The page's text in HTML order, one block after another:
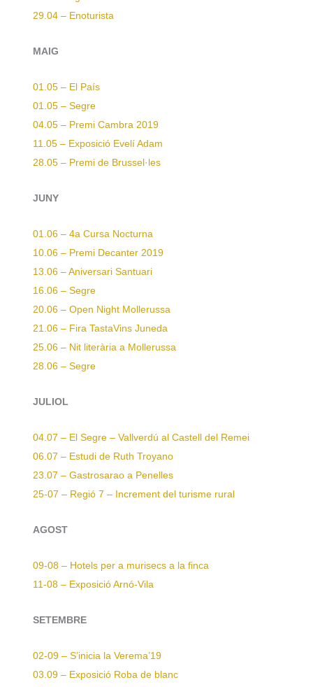
29.04 – Enoturista
MAIG
01.05 – El País
01.05 – Segre
04.05 – Premi Cambra 2019
11.05 – Exposició Evelí Adam
28.05 – Premi de Brussel·les
JUNY
01.06 – 4a Cursa Nocturna
10.06 – Premi Decanter 2019
13.06 – Aniversari Santuari
16.06 – Segre
20.06 – Open Night Mollerussa
21.06 – Fira TastaVins Juneda
25.06 – Nit literària a Mollerussa
28.06 – Segre
JULIOL
04.07 – El Segre – Vallverdú al Castell del Remei
06.07 – Estudi de Ruth Troyano
23.07 – Gastrosarao a Penelles
25-07 – Regió 7 – Increment del turisme rural
AGOST
09-08 – Hotels per a murisecs a la finca
11-08 – Exposició Arnó-Vila
SETEMBRE
02-09 – S’inicia la Verema’19
03.09 – Exposició Roba de blanc